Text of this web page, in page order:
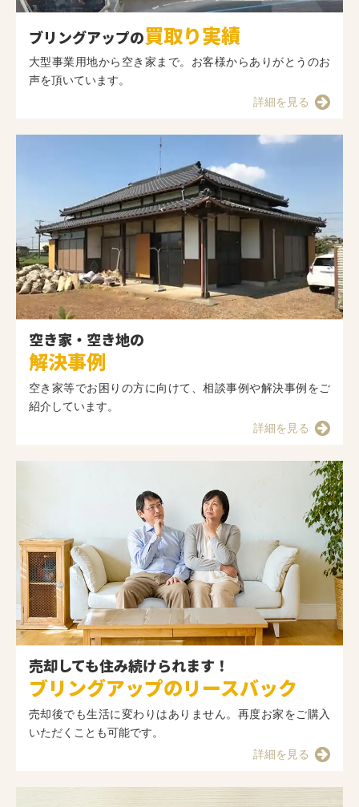
ブリングアップの買取り実績
大型事業用地から空き家まで。お客様からありがとうのお
声を頂いています。
詳細を見る
空き家・空き地の
解決事例
空き家等でお困りの方に向けて、相談事例や解決事例をご
紹介しています。
詳細を見る
売却しても住み続けられます！
ブリングアップのリースバック
売却後でも生活に変わりはありません。再度お家をご購入
いただくことも可能です。
詳細を見る